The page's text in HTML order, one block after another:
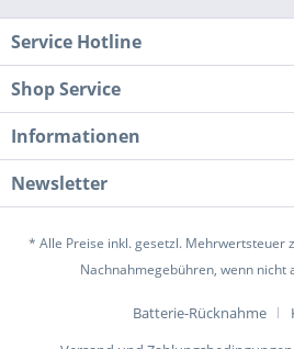
Service Hotline
Shop Service
Informationen
Newsletter
* Alle Preise inkl. gesetzl. Mehrwertsteuer
Nachnahmegebühren, wenn nicht
Batterie-Rücknahme